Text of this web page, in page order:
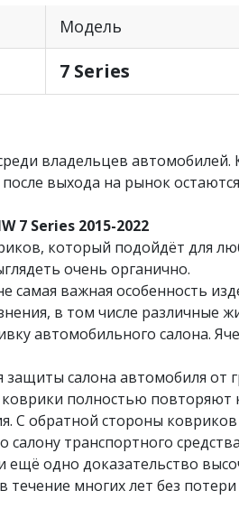
Модель
7 Series
владельцев автомобилей.
выхода на рынок
7 Series 2015-2022
который подойдёт для
очень органично.
важная особенность
в том числе различные
автомобильного салона.
салона автомобиля от
полностью повторяют
обратной стороны
транспортного
одно доказательство
многих лет без потери